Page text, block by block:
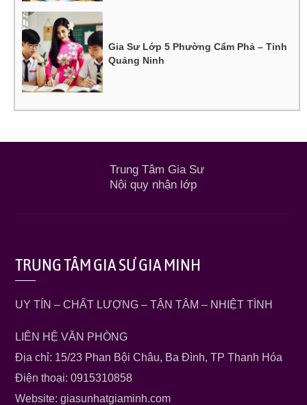
Gia Sư Lớp 5 Phường Cẩm Phả – Tỉnh
Quảng Ninh
Trung Tâm Gia Sư
Nội quy nhận lớp
TRUNG TÂM GIA SƯ GIA MINH
UY TÍN – CHẤT LƯỢNG – TẬN TÂM – NHIỆT TÌNH
LIÊN HỆ VĂN PHÒNG
Địa chỉ: 15/23 Phan Bội Châu, Ba Đình, TP Thanh Hóa
Điện thoại: 0915310858
Website: giasunhatgiaminh.com